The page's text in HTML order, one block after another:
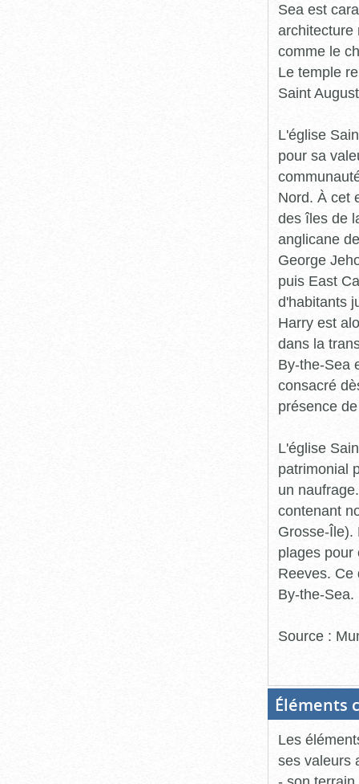
Sea est
architecture
comme le
Le temple
Saint
L'église
pour sa
Nord. À cet
des îles de
anglicane
George
puis East
d'habitants
Harry est
dans la
By-the-Sea
consacré
présence
L'église
patrimonial
un
contenant
Grosse-Île).
plages pour
Reeves. Ce
By-the-Sea.
Source :
Éléments
Les
ses valeurs